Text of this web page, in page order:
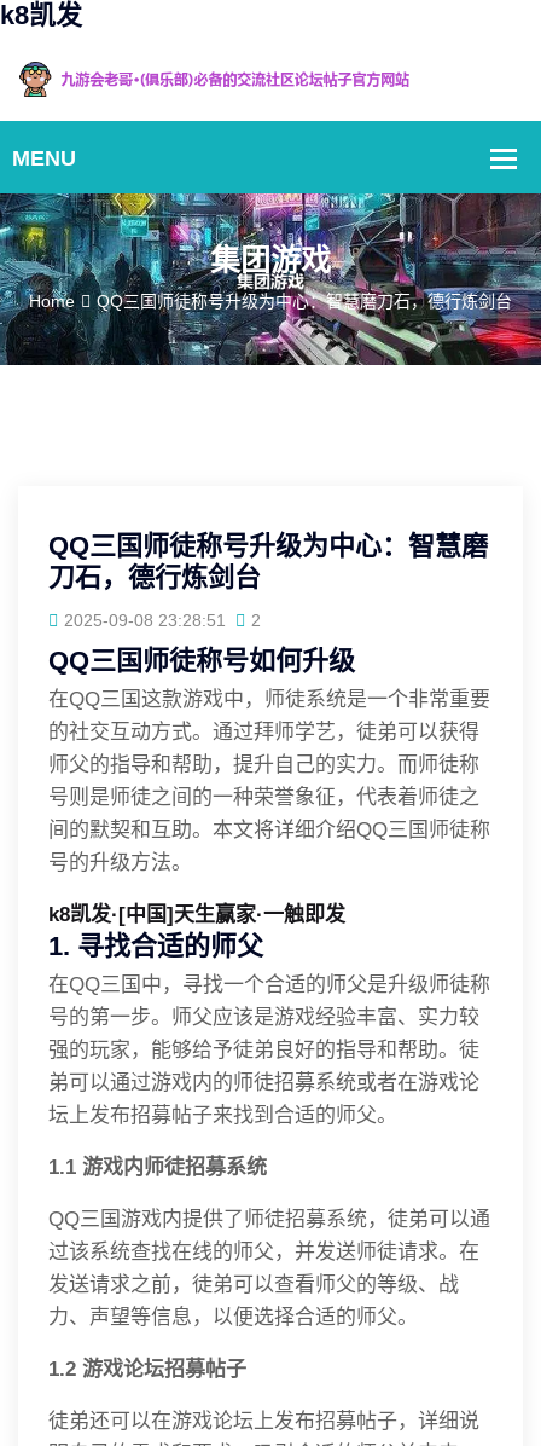
k8凯发
集团游戏
Home QQ三国师徒称号升级为中心：智慧磨刀石，德行炼剑台
QQ三国师徒称号升级为中心：智慧磨
刀石，德行炼剑台
2025-09-08 23:28:51 2
QQ三国师徒称号如何升级
在QQ三国这款游戏中，师徒系统是一个非常重要
的社交互动方式。通过拜师学艺，徒弟可以获得
师父的指导和帮助，提升自己的实力。而师徒称
号则是师徒之间的一种荣誉象征，代表着师徒之
间的默契和互助。本文将详细介绍QQ三国师徒称
号的升级方法。
k8凯发·[中国]天生赢家·一触即发
1. 寻找合适的师父
在QQ三国中，寻找一个合适的师父是升级师徒称
号的第一步。师父应该是游戏经验丰富、实力较
强的玩家，能够给予徒弟良好的指导和帮助。徒
弟可以通过游戏内的师徒招募系统或者在游戏论
坛上发布招募帖子来找到合适的师父。
1.1 游戏内师徒招募系统
QQ三国游戏内提供了师徒招募系统，徒弟可以通
过该系统查找在线的师父，并发送师徒请求。在
发送请求之前，徒弟可以查看师父的等级、战
力、声望等信息，以便选择合适的师父。
1.2 游戏论坛招募帖子
徒弟还可以在游戏论坛上发布招募帖子，详细说